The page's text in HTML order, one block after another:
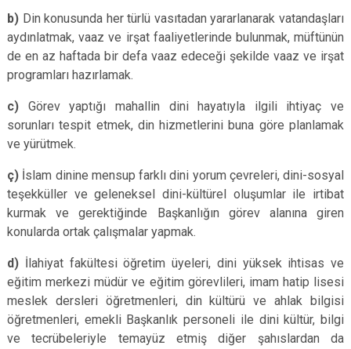
b) Din konusunda her türlü vasıtadan yararlanarak vatandaşları
aydınlatmak, vaaz ve irşat faaliyetlerinde bulunmak, müftünün
de en az haftada bir defa vaaz edeceği şekilde vaaz ve irşat
programları hazırlamak.
c) Görev yaptığı mahallin dini hayatıyla ilgili ihtiyaç ve
sorunları tespit etmek, din hizmetlerini buna göre planlamak
ve yürütmek.
ç) İslam dinine mensup farklı dini yorum çevreleri, dini-sosyal
teşekküller ve geleneksel dini-kültürel oluşumlar ile irtibat
kurmak ve gerektiğinde Başkanlığın görev alanına giren
konularda ortak çalışmalar yapmak.
d) İlahiyat fakültesi öğretim üyeleri, dini yüksek ihtisas ve
eğitim merkezi müdür ve eğitim görevlileri, imam hatip lisesi
meslek dersleri öğretmenleri, din kültürü ve ahlak bilgisi
öğretmenleri, emekli Başkanlık personeli ile dini kültür, bilgi
ve tecrübeleriyle temayüz etmiş diğer şahıslardan da